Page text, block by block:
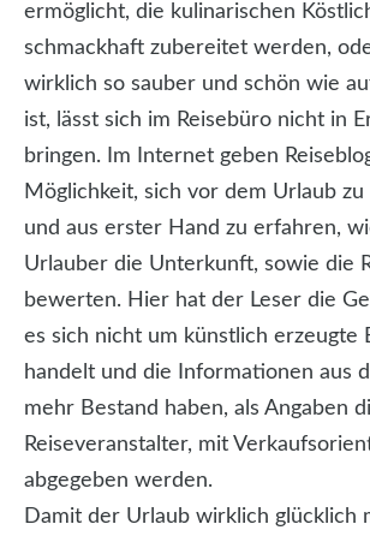
ermöglicht, die kulinarischen
schmackhaft zubereitet werden,
wirklich so sauber und schön wie
ist, lässt sich im Reisebüro nicht in
bringen. Im Internet geben
Möglichkeit, sich vor dem Urlaub
und aus erster Hand zu erfahren,
Urlauber die Unterkunft, sowie die
bewerten. Hier hat der Leser die
es sich nicht um künstlich erzeugte
handelt und die Informationen aus
mehr Bestand haben, als Angaben
Reiseveranstalter, mit
abgegeben werden.
Damit der Urlaub wirklich glücklich